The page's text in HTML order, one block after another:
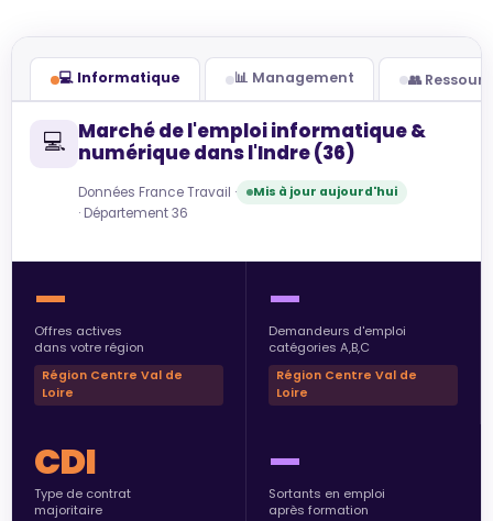
💻 Informatique 📊 Management 👥
💻 Marché de l'emploi informatique &
numérique dans l'Indre (36)
Données France Travail · Mis à jour aujourd'hui
· Département 36
—
Offres actives
dans votre région
Région Centre Val de
Loire
—
Demandeurs d'emploi
catégories A,B,C
Région Centre Val de
Loire
CDI
Type de contrat
majoritaire
—
Sortants en emploi
après formation